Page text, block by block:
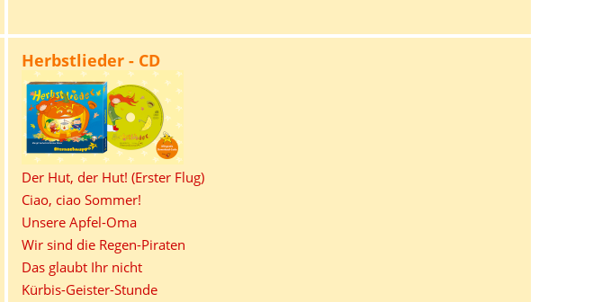
Herbstlieder - CD
Der Hut, der Hut! (Erster Flug)
Ciao, ciao Sommer!
Unsere Apfel-Oma
Wir sind die Regen-Piraten
Das glaubt Ihr nicht
Kürbis-Geister-Stunde